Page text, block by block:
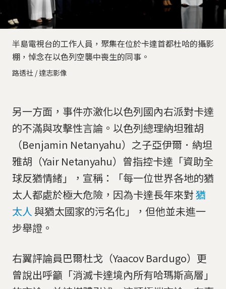
半島電視台的工作人員，聚集在位於卡達首都杜哈的攝影
棚，悼念在以色列空襲中喪生的同事。
路透社 / 達志影像
另一方面，事件亦激化以色列國內右派對卡達
的不滿與攻擊性言論。以色列總理納坦雅胡
（Benjamin Netanyahu）之子亞伊爾．納坦
雅胡（Yair Netanyahu）曾指控卡達「資助全
球反猶情緒」，宣稱：「每一位世界各地的猶
太人都處於極大危險，因為卡達長年來對猶
太人與猶太國家的污名化」，但他並未進一
步舉證。
右翼評論員巴爾杜戈（Yaacov Bardugo）更
曾說出呼籲「消滅卡達境內所有哈瑪斯高層」